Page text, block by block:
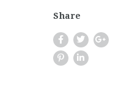
Share